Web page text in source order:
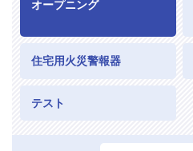
オープニング
住宅用火災警報器
テスト